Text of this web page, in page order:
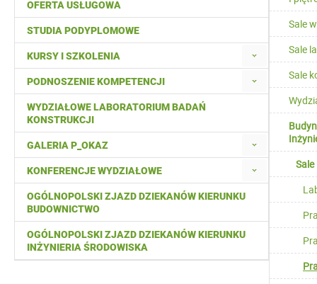
OFERTA USŁUGOWA
STUDIA PODYPLOMOWE
KURSY I SZKOLENIA
PODNOSZENIE KOMPETENCJI
WYDZIAŁOWE LABORATORIUM BADAŃ
KONSTRUKCJI
GALERIA P_OKAZ
KONFERENCJE WYDZIAŁOWE
OGÓLNOPOLSKI ZJAZD DZIEKANÓW KIERUNKU
BUDOWNICTWO
OGÓLNOPOLSKI ZJAZD DZIEKANÓW KIERUNKU
INŻYNIERIA ŚRODOWISKA
Sale
Sale
Sale